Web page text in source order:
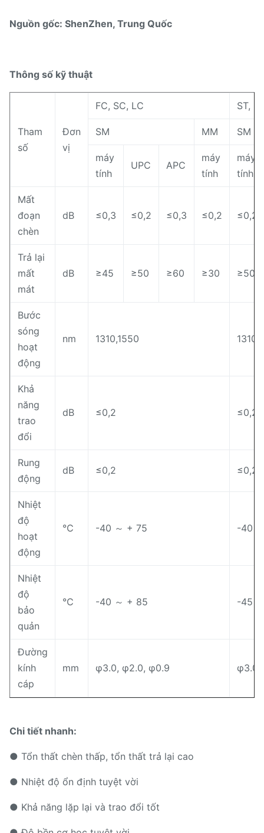
Nguồn gốc: ShenZhen, Trung Quốc
Thông số kỹ thuật
Tham
số
Đơn
vị
FC, SC, LC ST,
SM MM SM
máy
tính
UPC APC
máy
tính
máy
tính
Mất
đoạn
chèn
dB ≤0,3 ≤0,2 ≤0,3 ≤0,2 ≤0,2
Trả lại
mất
mát
dB ≥45 ≥50 ≥60 ≥30 ≥50
Bước
sóng
hoạt
động
nm 1310,1550
Khả
năng
trao
đổi
dB ≤0,2 ≤0,2
Rung
động
dB ≤0,2 ≤0,2
Nhiệt
độ
hoạt
động
℃ -40 ～ + 75 -40
Nhiệt
độ
bảo
quản
℃ -40 ～ + 85 -45
Đường
kính
cáp
mm φ3.0, φ2.0, φ0.9 φ3.0,
Chi tiết nhanh:
● Tổn thất chèn thấp, tổn thất trả lại cao
● Nhiệt độ ổn định tuyệt vời
● Khả năng lặp lại và trao đổi tốt